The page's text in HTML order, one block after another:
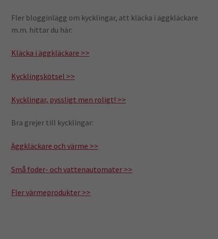
Fler blogginlägg om kycklingar, att kläcka i äggkläckare
m.m. hittar du här:
Kläcka i äggkläckare >>
Kycklingskötsel >>
Kycklingar, pyssligt men roligt! >>
Bra grejer till kycklingar:
Äggkläckare och värme >>
Små foder- och vattenautomater >>
Fler värmeprodukter >>